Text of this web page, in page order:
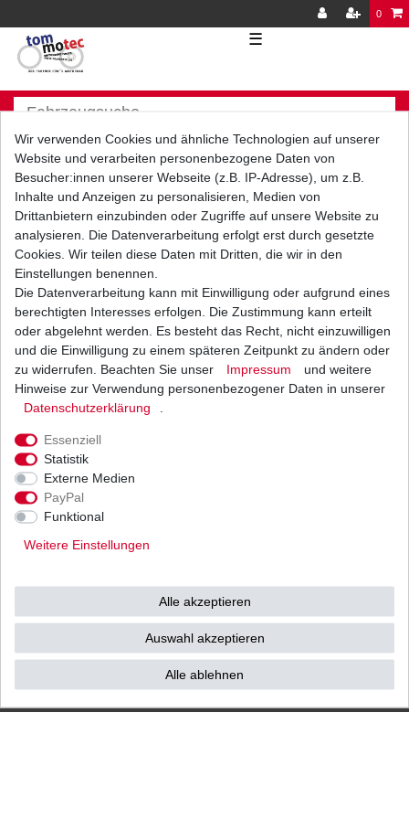
0
☰
Versand
Ab einem Warenwert von
500 Euro versenden wir
die Ware kostenlos zu
Bezahlarten
Vorkasse
Barzahlung bei Abholung in
53783 Eitorf (
Bitte
unbedingt Termin
Impressum
Wir verwenden Cookies und ähnliche Technologien auf unserer
Website und verarbeiten personenbezogene Daten von
Besucher:innen unserer Webseite (z.B. IP-Adresse), um z.B.
Inhalte und Anzeigen zu personalisieren, Medien von
Drittanbietern einzubinden oder Zugriffe auf unsere Website zu
analysieren. Die Datenverarbeitung erfolgt erst durch gesetzte
Cookies. Wir teilen diese Daten mit Dritten, die wir in den
Einstellungen benennen.
Die Datenverarbeitung kann mit Einwilligung oder aufgrund eines
berechtigten Interesses erfolgen. Die Zustimmung kann erteilt
oder abgelehnt werden. Es besteht das Recht, nicht einzuwilligen
und die Einwilligung zu einem späteren Zeitpunkt zu ändern oder
zu widerrufen. Beachten Sie unser
Impressum
und weitere
Hinweise zur Verwendung personenbezogener Daten in unserer
Daten­schutz­erklärung
Essenziell
Statistik
Externe Medien
PayPal
Funktional
Weitere Einstellungen
Alle akzeptieren
Auswahl akzeptieren
Alle ablehnen